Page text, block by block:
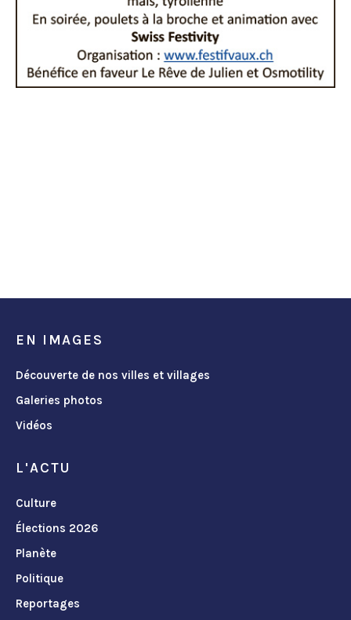
EN IMAGES
Découverte de nos villes et villages
Galeries photos
Vidéos
L'ACTU
Culture
Élections 2026
Planète
Politique
Reportages